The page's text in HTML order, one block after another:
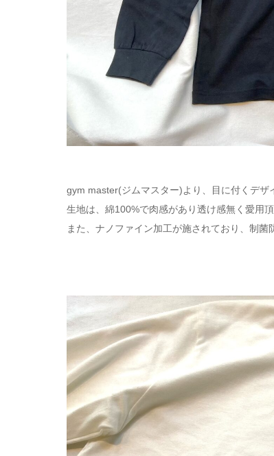
gym master(ジムマスター)より、目に付くデザ
生地は、綿100%で肉感があり透け感無く愛用頂
また、ナノファイン加工が施されており、制菌